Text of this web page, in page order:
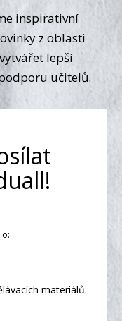
inspirativní
z oblasti
lepší
učitelů.
materiálů.